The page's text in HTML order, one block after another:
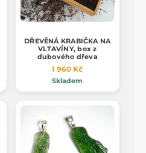
DŘEVĚNÁ KRABIČKA NA
VLTAVÍNY, box z
dubového dřeva
1 960 Kč
Skladem